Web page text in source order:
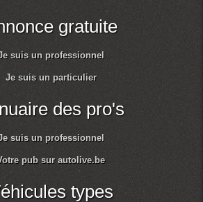
gratuite
suis un professionnel
Je suis un particulier
des pro's
suis un professionnel
pub sur autolive.be
types